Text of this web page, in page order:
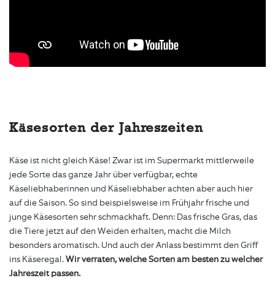
Käsesorten der Jahreszeiten
Käse ist nicht gleich Käse! Zwar ist im Supermarkt mittlerweile
jede Sorte das ganze Jahr über verfügbar, echte
Käseliebhaberinnen und Käseliebhaber achten aber auch hier
auf die Saison. So sind beispielsweise im Frühjahr frische und
junge Käsesorten sehr schmackhaft. Denn: Das frische Gras, das
die Tiere jetzt auf den Weiden erhalten, macht die Milch
besonders aromatisch. Und auch der Anlass bestimmt den Griff
ins Käseregal.Wir verraten, welche Sorten am besten zu welcher
Jahreszeit passen.